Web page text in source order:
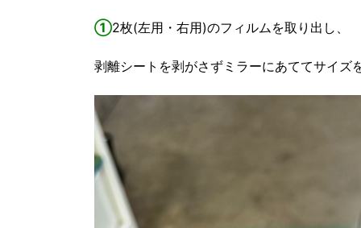
①2枚(左用・右用)のフィルムを取り出し、
剥離シートを剥がさずミラーにあててサイズ